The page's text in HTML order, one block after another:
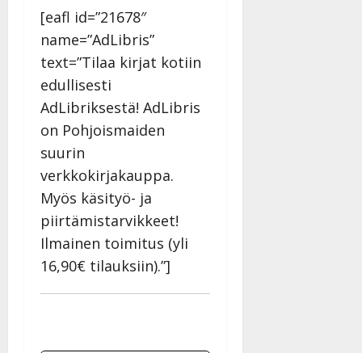
[eafl id=”21678″
name=”AdLibris”
text=”Tilaa kirjat kotiin
edullisesti
AdLibriksestä! AdLibris
on Pohjoismaiden
suurin
verkkokirjakauppa.
Myös käsityö- ja
piirtämistarvikkeet!
Ilmainen toimitus (yli
16,90€ tilauksiin).”]